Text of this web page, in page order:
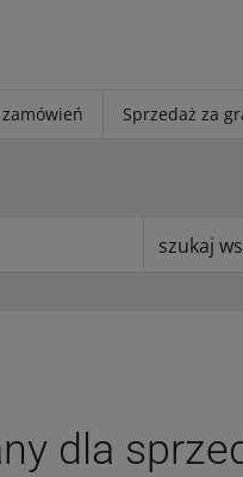
zamówień Sprzedaż za
szukaj
dla